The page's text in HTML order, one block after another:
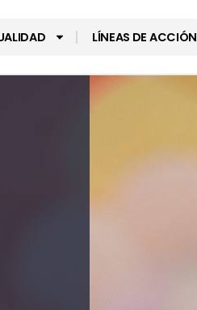
LÍNEAS DE ACCIÓN